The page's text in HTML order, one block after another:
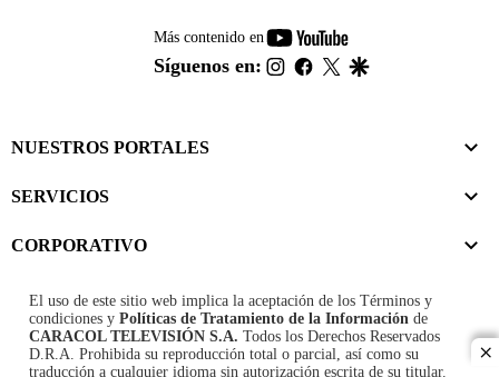
Más contenido en
youtube-
footer
Síguenos en: instagram
facebook
twitter
NUESTROS PORTALES
SERVICIOS
CORPORATIVO
El uso de este sitio web implica la aceptación de los Términos y
condiciones y Políticas de Tratamiento de la Información de
CARACOL TELEVISIÓN S.A. Todos los Derechos Reservados
D.R.A. Prohibida su reproducción total o parcial, así como su
traducción a cualquier idioma sin autorización escrita de su titular.